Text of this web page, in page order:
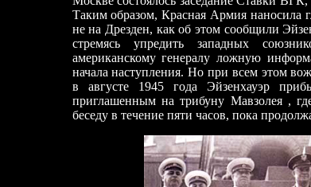
Таким образом, Красная Армия наносила
не на Дрезден, как об этом сообщили
стремясь упредить западных
американскомугенералу ложную
начала наступления. Но при всем этом
в августе 1945 года Эйзенхауэр
приглашенным на трибуну Мавзолея ,
беседу в течение пяти часов, пока